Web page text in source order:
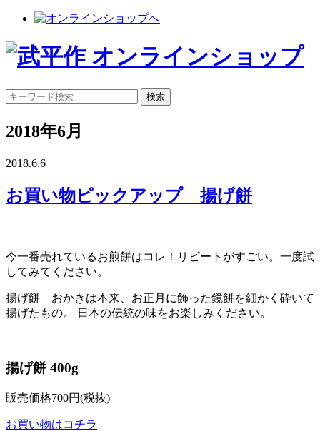
2018年6月
2018.6.6
お買い物ピックアップ 揚げ餅
今一番売れているお煎餅はコレ！リピートがすごい。一度試
してみてください。
揚げ餅 おかきは本来、お正月に飾った鏡餅を細かく砕いて
揚げたもの。 日本の伝統の味をお楽しみください。
揚げ餅 400g
販売価格700円(税抜)
お買い物はコチラ